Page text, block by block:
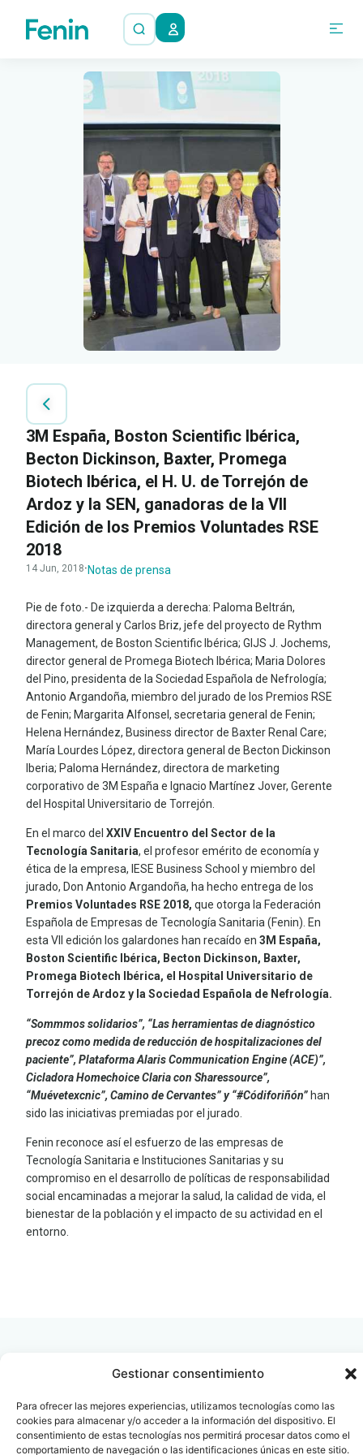
Gestionar consentimiento
Para ofrecer las mejores experiencias, utilizamos tecnologías como las
cookies para almacenar y/o acceder a la información del dispositivo. El
consentimiento de estas tecnologías nos permitirá procesar datos como el
comportamiento de navegación o las identificaciones únicas en este sitio.
3M España, Boston Scientific Ibérica,
Becton Dickinson, Baxter, Promega
Biotech Ibérica, el H. U. de Torrejón de
Ardoz y la SEN, ganadoras de la VII
Edición de los Premios Voluntades RSE
2018
14 Jun, 2018· Notas de prensa
Pie de foto.- De izquierda a derecha: Paloma Beltrán,
directora general y Carlos Briz, jefe del proyecto de Rythm
Management, de Boston Scientific Ibérica; GIJS J. Jochems,
director general de Promega Biotech Ibérica; Maria Dolores
del Pino, presidenta de la Sociedad Española de Nefrología;
Antonio Argandoña, miembro del jurado de los Premios RSE
de Fenin; Margarita Alfonsel, secretaria general de Fenin;
Helena Hernández, Business director de Baxter Renal Care;
María Lourdes López, directora general de Becton Dickinson
Iberia; Paloma Hernández, directora de marketing
corporativo de 3M España e Ignacio Martínez Jover, Gerente
del Hospital Universitario de Torrejón.
En el marco del XXIV Encuentro del Sector de la
Tecnología Sanitaria, el profesor emérito de economía y
ética de la empresa, IESE Business School y miembro del
jurado, Don Antonio Argandoña, ha hecho entrega de los
Premios Voluntades RSE 2018, que otorga la Federación
Española de Empresas de Tecnología Sanitaria (Fenin). En
esta VII edición los galardones han recaído en 3M España,
Boston Scientific Ibérica, Becton Dickinson, Baxter,
Promega Biotech Ibérica, el Hospital Universitario de
Torrejón de Ardoz y la Sociedad Española de Nefrología.
“Sommmos solidarios”, “Las herramientas de diagnóstico
precoz como medida de reducción de hospitalizaciones del
paciente”, Plataforma Alaris Communication Engine (ACE)”,
Cicladora Homechoice Claria con Sharessource”,
“Muévetexcnic”, Camino de Cervantes” y “#Códiforiñón” han
sido las iniciativas premiadas por el jurado.
Fenin reconoce así el esfuerzo de las empresas de
Tecnología Sanitaria e Instituciones Sanitarias y su
compromiso en el desarrollo de políticas de responsabilidad
social encaminadas a mejorar la salud, la calidad de vida, el
bienestar de la población y el impacto de su actividad en el
entorno.
Contacto
info@fenin.es
C/ Villanueva, 20 - 1-
Oficina Barcelona
Travesera de Gracia, 56 -
1º, 3ª 08006